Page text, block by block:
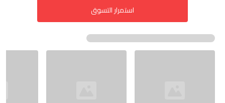
استمرار التسوق